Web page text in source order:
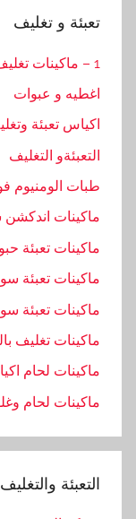
تعبئة و تغليف
1 – ماكينات تغليف بالفاكيوم
اغطيه و عبوات
اكياس تعبئة
التعبئةو التغليف
طبات الومنيوم
ماكينات
ماكينات تعبئة
ماكينات تعبئة
ماكينات تعبئة
ماكينات تغليف
ماكينات لحام
ماكينات لحام
التعبئة والتغليف